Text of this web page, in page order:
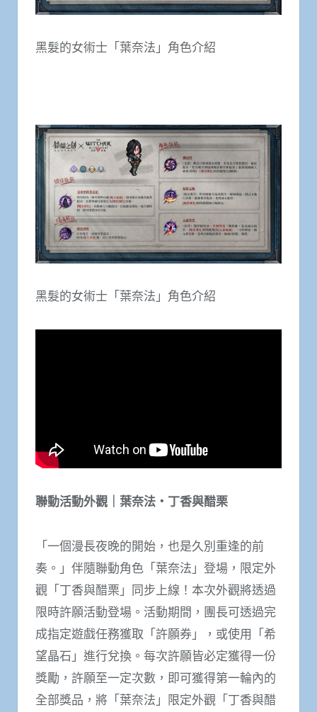
黑髮的女術士「葉奈法」角色介紹
黑髮的女術士「葉奈法」角色介紹
聯動活動外觀｜葉奈法・丁香與醋栗
「一個漫長夜晚的開始，也是久別重逢的前
奏。」伴隨聯動角色「葉奈法」登場，限定外
觀「丁香與醋栗」同步上線！本次外觀將透過
限時許願活動登場。活動期間，團長可透過完
成指定遊戲任務獲取「許願券」，或使用「希
望晶石」進行兌換。每次許願皆必定獲得一份
獎勵，許願至一定次數，即可獲得第一輪內的
全部獎品，將「葉奈法」限定外觀「丁香與醋